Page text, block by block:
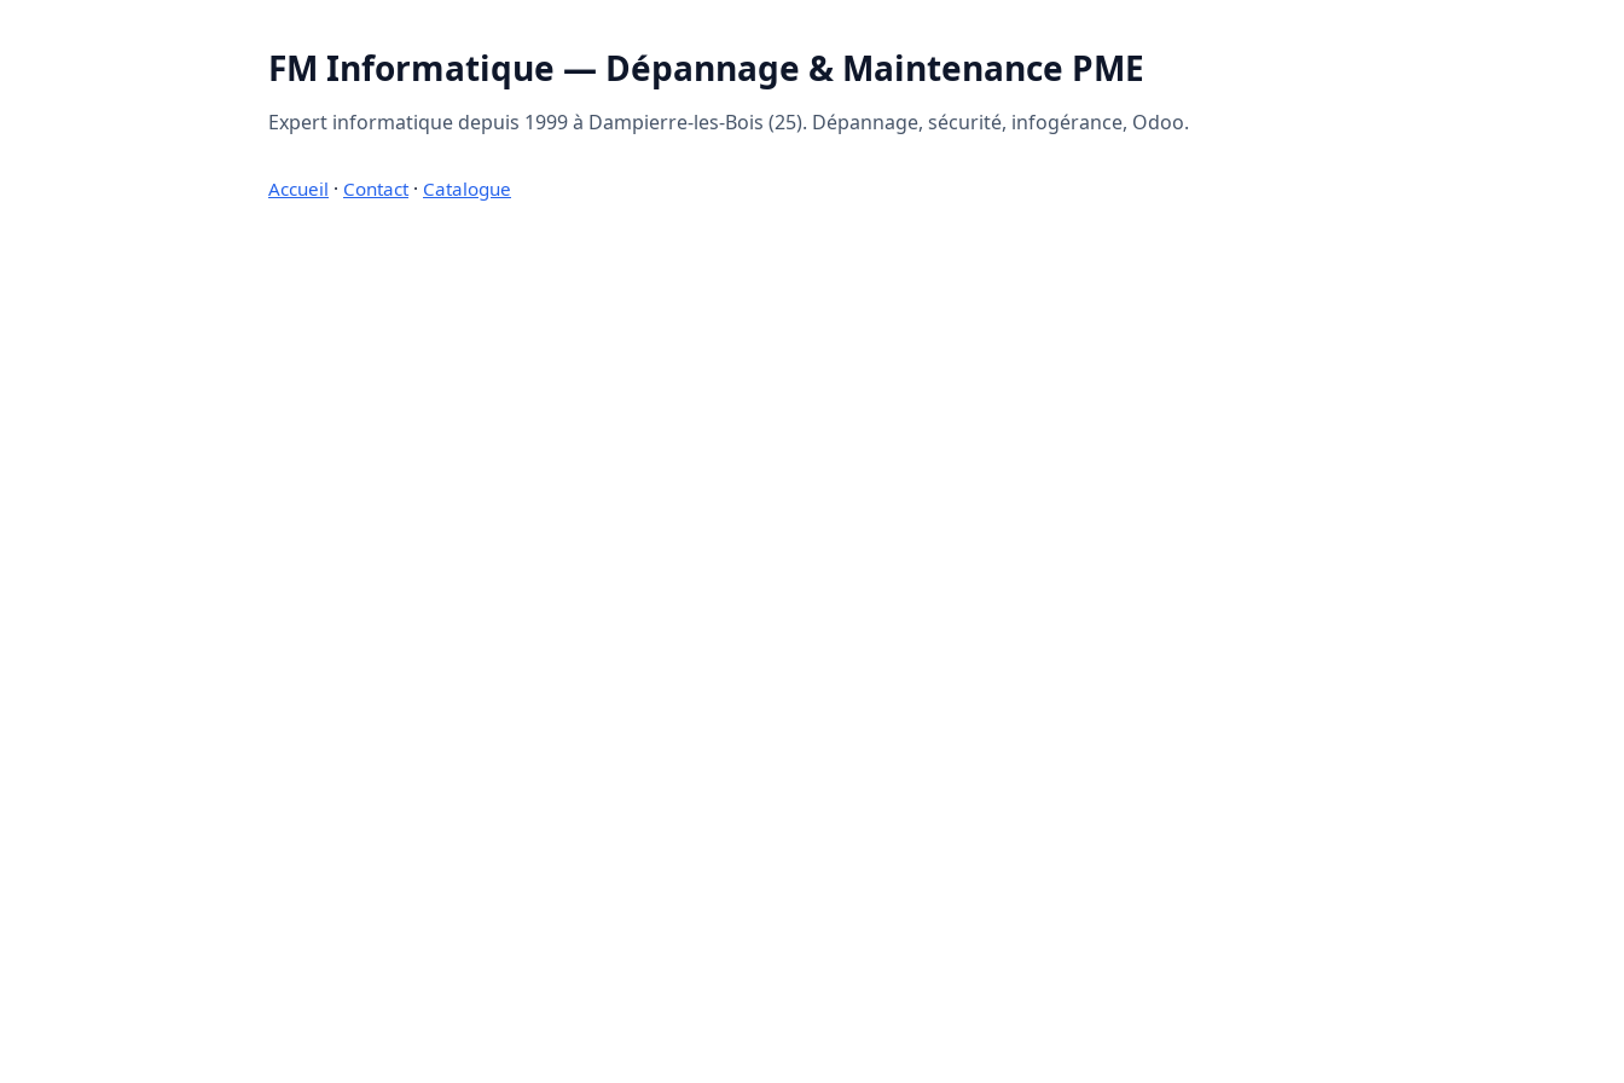
FM Informatique — Dépannage & Maintenance PME
Expert informatique depuis 1999 à Dampierre-les-Bois (25). Dépannage, sécurité, infogérance, Odoo.
Accueil · Contact· Catalogue